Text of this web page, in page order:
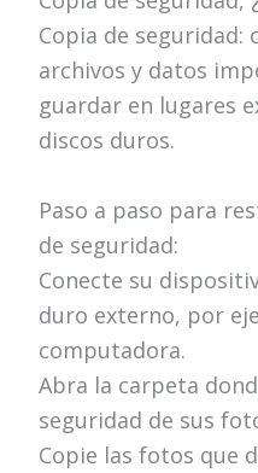
Copia de seguridad:
archivos y datos
guardar en lugares
discos duros.
Paso a paso para
de seguridad:
Conecte su
duro externo, por
computadora.
Abra la carpeta
seguridad de sus
Copie las fotos que